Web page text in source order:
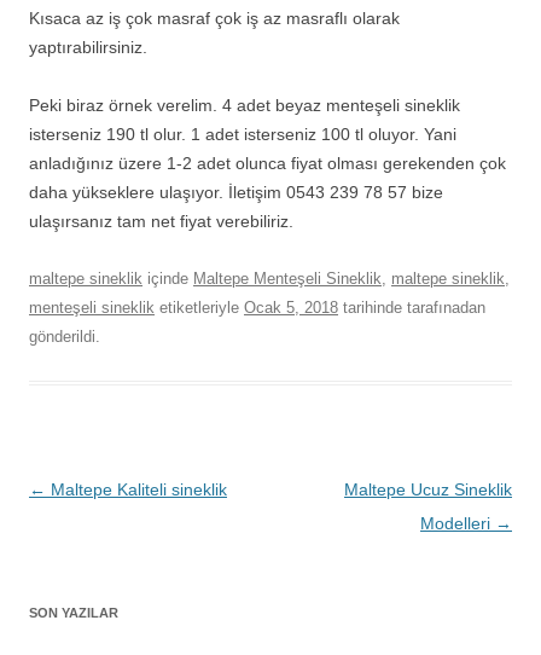
Kısaca az iş çok masraf çok iş az masraflı olarak
yaptırabilirsiniz.
Peki biraz örnek verelim. 4 adet beyaz menteşeli sineklik
isterseniz 190 tl olur. 1 adet isterseniz 100 tl oluyor. Yani
anladığınız üzere 1-2 adet olunca fiyat olması gerekenden çok
daha yükseklere ulaşıyor. İletişim 0543 239 78 57 bize
ulaşırsanız tam net fiyat verebiliriz.
maltepe sineklik içinde Maltepe Menteşeli Sineklik, maltepe sineklik,
menteşeli sineklik etiketleriyle Ocak 5, 2018 tarihinde tarafınadan
gönderildi.
Yazı
← Maltepe Kaliteli sineklik
Maltepe Ucuz Sineklik
Modelleri →
SON YAZILAR